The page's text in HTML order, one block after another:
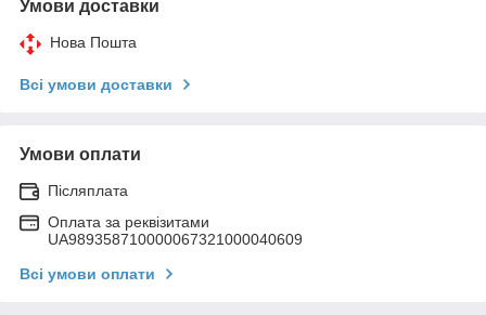
Умови доставки
Нова Пошта
Всі умови доставки
Умови оплати
Післяплата
Оплата за реквізитами
UA989358710000067321000040609
Всі умови оплати